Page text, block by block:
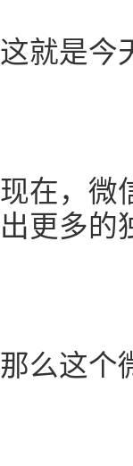
这就是今
现在，微
出更多的
那么这个